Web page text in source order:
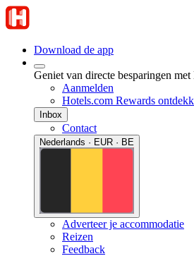
Download de app
Geniet van directe besparingen met
Aanmelden
Hotels.com Rewards
Inbox
Contact
Nederlands · EUR · BE
Adverteer je accommodatie
Reizen
Feedback